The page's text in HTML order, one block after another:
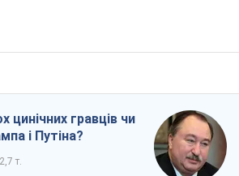
цинічних гравців чи
і Путіна?
т.